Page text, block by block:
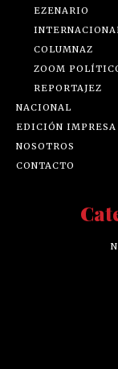
EZENARIO
COLUMNAZ
ZOOM
REPORTAJEZ
NACIONAL
EDICIÓN IMPRESA
NOSOTROS
CONTACTO